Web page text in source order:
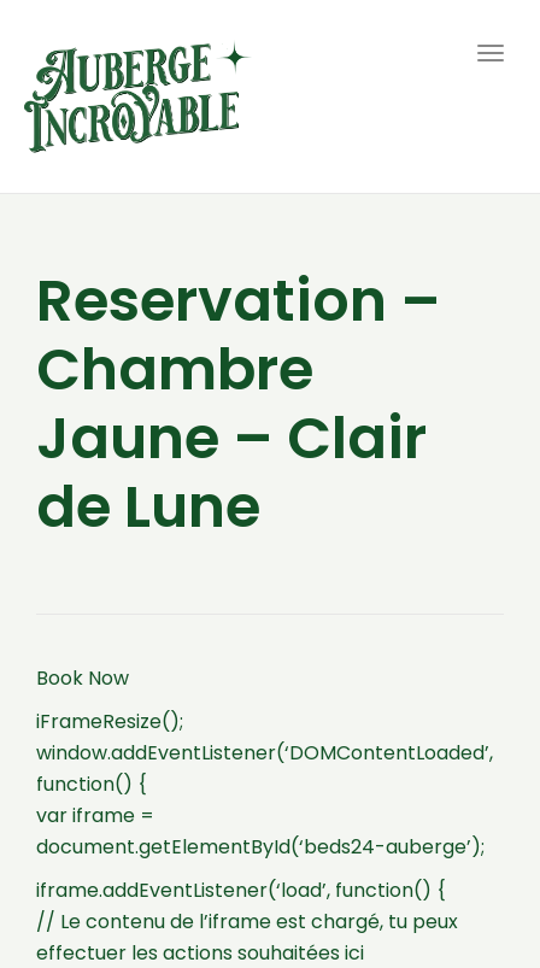
Reservation –
Chambre
Jaune – Clair
de Lune
Book Now
iFrameResize();
window.addEventListener(‘DOMContentLoaded’,
function() {
var iframe =
document.getElementById(‘beds24-auberge’);
iframe.addEventListener(‘load’, function() {
// Le contenu de l’iframe est chargé, tu peux
effectuer les actions souhaitées ici